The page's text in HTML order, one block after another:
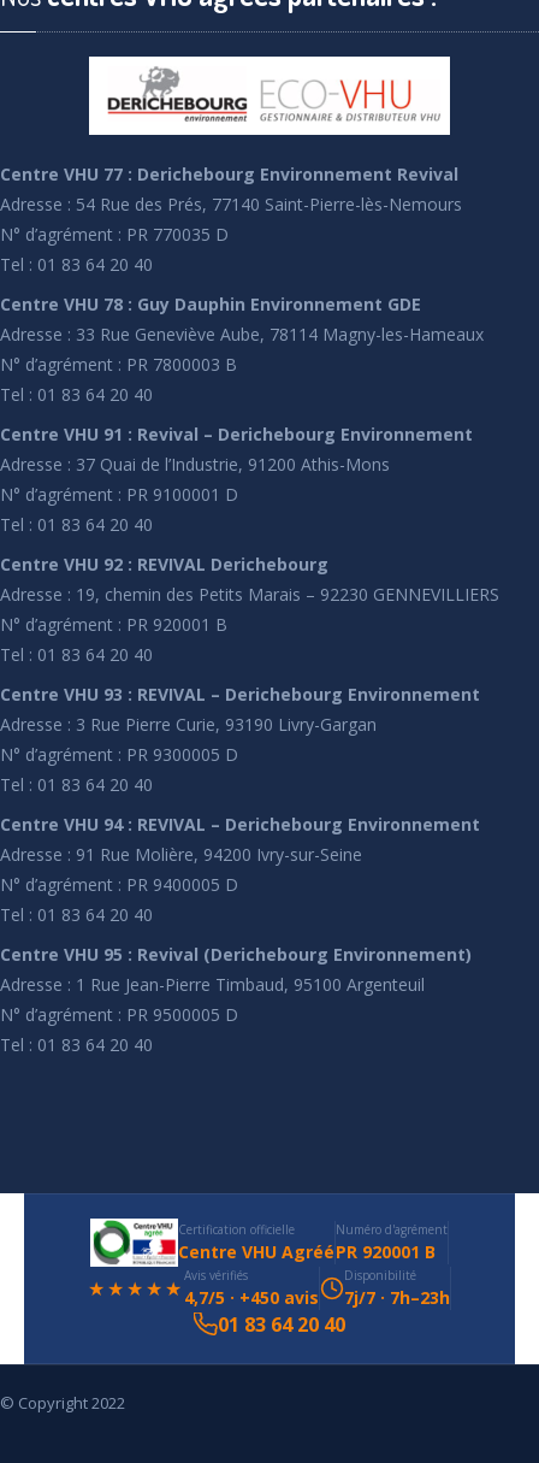
Centre VHU 77 : Derichebourg Environnement Revival
Adresse : 54 Rue des Prés, 77140 Saint-Pierre-lès-Nemours
N° d’agrément : PR 770035 D
Tel : 01 83 64 20 40
Centre VHU 78 : Guy Dauphin Environnement GDE
Adresse : 33 Rue Geneviève Aube, 78114 Magny-les-Hameaux
N° d’agrément : PR 7800003 B
Tel : 01 83 64 20 40
Centre VHU 91 : Revival – Derichebourg Environnement
Adresse : 37 Quai de l’Industrie, 91200 Athis-Mons
N° d’agrément : PR 9100001 D
Tel : 01 83 64 20 40
Centre VHU 92 : REVIVAL Derichebourg
Adresse : 19, chemin des Petits Marais – 92230 GENNEVILLIERS
N° d’agrément : PR 920001 B
Tel : 01 83 64 20 40
Centre VHU 93 : REVIVAL – Derichebourg Environnement
Adresse : 3 Rue Pierre Curie, 93190 Livry-Gargan
N° d’agrément : PR 9300005 D
Tel : 01 83 64 20 40
Centre VHU 94 : REVIVAL – Derichebourg Environnement
Adresse : 91 Rue Molière, 94200 Ivry-sur-Seine
N° d’agrément : PR 9400005 D
Tel : 01 83 64 20 40
Centre VHU 95 : Revival (Derichebourg Environnement)
Adresse : 1 Rue Jean-Pierre Timbaud, 95100 Argenteuil
N° d’agrément : PR 9500005 D
Tel : 01 83 64 20 40
Certification officielle
Centre VHU Agréé
Numéro d'agrément
PR 920001 B
★★★★★ Avis vérifiés
4,7/5 · +450 avis
Disponibilité
7j/7 · 7h–23h
01 83 64 20 40
© Copyright 2022